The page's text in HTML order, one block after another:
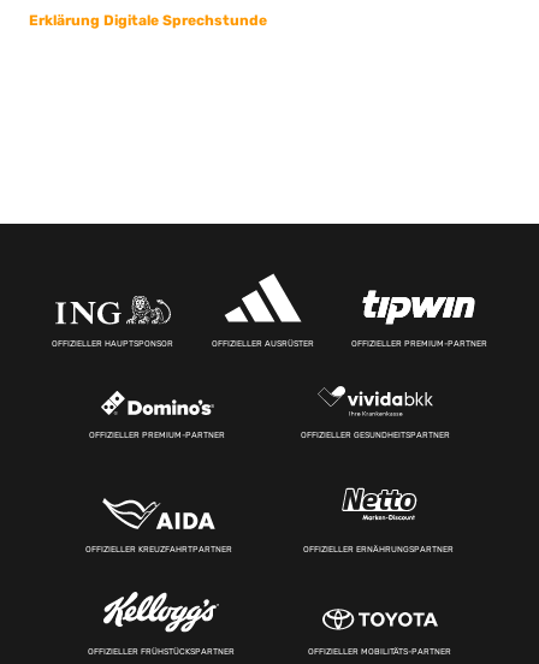
Erklärung Digitale Sprechstunde
OFFIZIELLER HAUPTSPONSOR OFFIZIELLER AUSRÜSTER OFFIZIELLER PREMIUM-PARTNER
OFFIZIELLER PREMIUM-PARTNER OFFIZIELLER GESUNDHEITSPARTNER
OFFIZIELLER KREUZFAHRTPARTNER OFFIZIELLER ERNÄHRUNGSPARTNER
OFFIZIELLER FRÜHSTÜCKSPARTNER OFFIZIELLER MOBILITÄTS-PARTNER